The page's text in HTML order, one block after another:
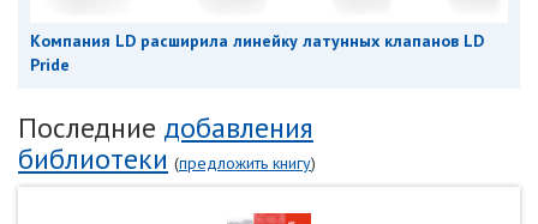
Компания LD расширила линейку латунных клапанов LD
Pride
Последние добавления
библиотеки (предложить книгу)